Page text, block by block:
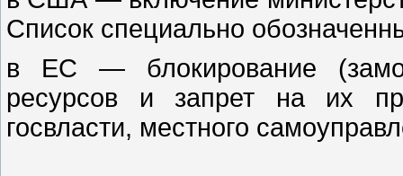
Список специально
в ЕС — блокирование
ресурсов и запрет на их
госвласти, местного